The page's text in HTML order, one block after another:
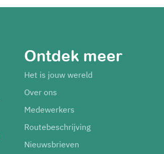
Ontdek meer
Het is jouw wereld
Over ons
Medewerkers
Routebeschrijving
Nieuwsbrieven